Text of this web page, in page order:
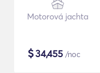
Motorová jachta
$34,455 /noc